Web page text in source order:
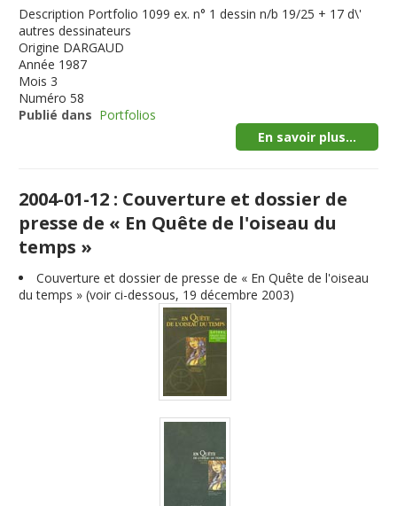
Description Portfolio 1099 ex. n° 1 dessin n/b 19/25 + 17 d\'
autres dessinateurs
Origine DARGAUD
Année 1987
Mois 3
Numéro 58
Publié dans Portfolios
En savoir plus...
2004-01-12 : Couverture et dossier de
presse de « En Quête de l'oiseau du
temps »
Couverture et dossier de presse de « En Quête de l'oiseau
du temps » (voir ci-dessous, 19 décembre 2003)